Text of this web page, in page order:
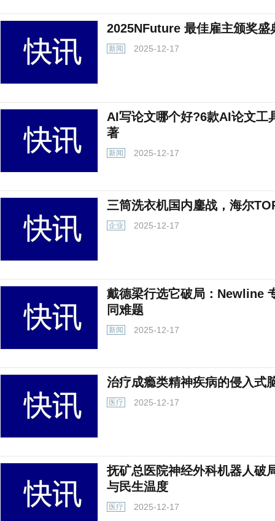
2025NFuture 最佳雇主颁奖盛
新闻 2025-12-17
AI写论文哪个好?6款AI论文工
著
新闻 2025-12-17
三筒洗衣机国内鏖战，海尔
企业 2025-12-17
戴德梁行选它破局：Newline
同难题
新闻 2025-12-17
治疗成瘾类精神疾病的侵入式
医疗 2025-12-17
抚矿总医院神经外科机器人破
与民生温度
医疗 2025-12-17